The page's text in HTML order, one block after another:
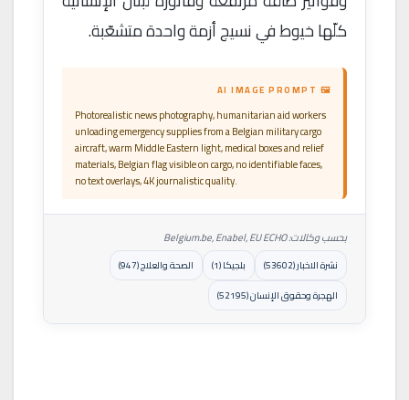
كلّها خيوط في نسيج أزمة واحدة متشعّبة.
🖼 AI IMAGE PROMPT
Photorealistic news photography, humanitarian aid workers
unloading emergency supplies from a Belgian military cargo
aircraft, warm Middle Eastern light, medical boxes and relief
materials, Belgian flag visible on cargo, no identifiable faces,
no text overlays, 4K journalistic quality.
بحسب وكالات: Belgium.be, Enabel, EU ECHO
نشرة الاخبار (53602) بلجيكا (1)
الصحة والعلاج (947)
الهجرة وحقوق الإنسان (52195)